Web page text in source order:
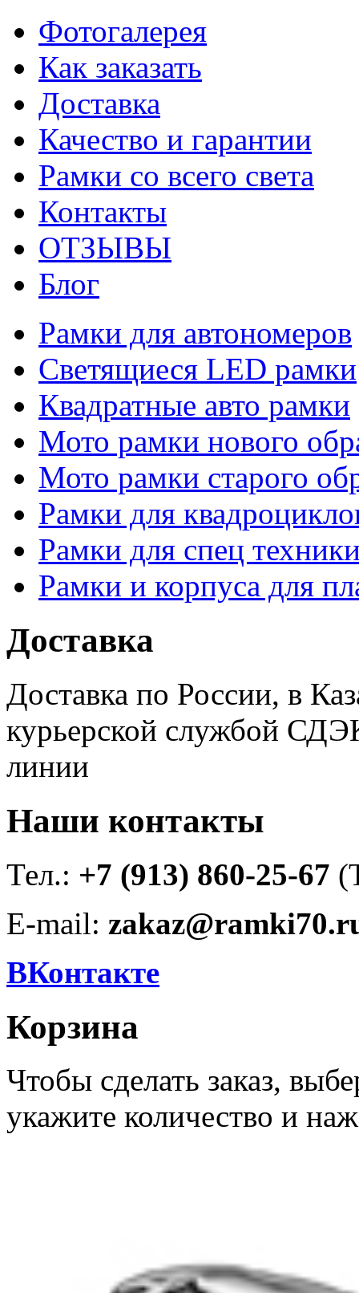
Фотогалерея
Как заказать
Доставка
Качество и гарантии
Рамки со всего света
Контакты
ОТЗЫВЫ
Блог
Рамки для автономеров
Светящиеся LED рамки
Квадратные авто рамки
Мото рамки нового
Мото рамки старого
Рамки для
Рамки для спец
Рамки и корпуса для
Доставка
Доставка по России, в
курьерской службой
линии
Наши контакты
Тел.: +7 (913) 860-25-67
E-mail:
ВКонтакте
Корзина
Чтобы сделать заказ,
укажите количество и